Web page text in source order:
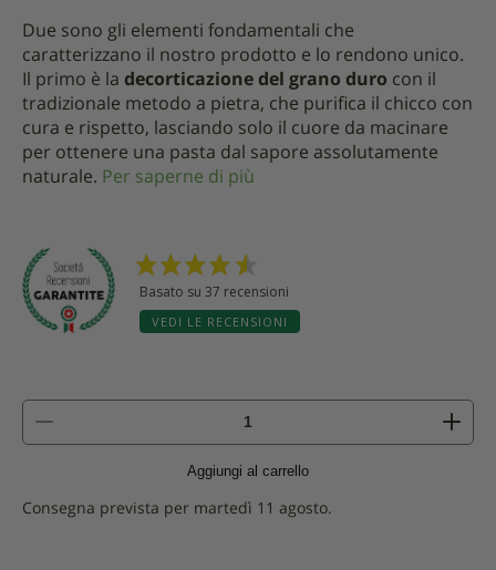
Due sono gli elementi fondamentali che
caratterizzano il nostro prodotto e lo rendono unico.
Il primo è la decorticazione del grano duro con il
tradizionale metodo a pietra, che purifica il chicco con
cura e rispetto, lasciando solo il cuore da macinare
per ottenere una pasta dal sapore assolutamente
naturale. Per saperne di più
Basato su 37 recensioni
VEDI LE RECENSIONI
-
Aggiungi al carrello
Consegna prevista per martedì 11 agosto.